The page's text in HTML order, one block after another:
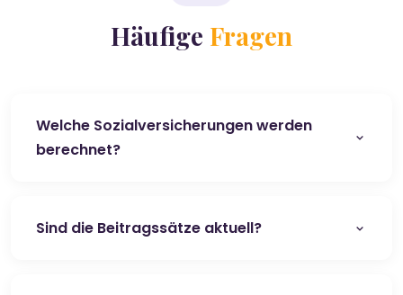
Häufige Fragen
Welche Sozialversicherungen werden
berechnet?
Sind die Beitragssätze aktuell?